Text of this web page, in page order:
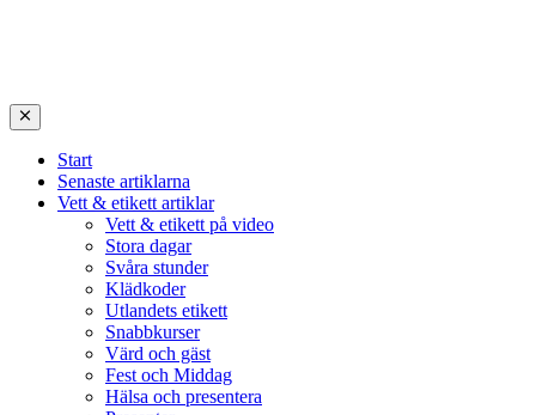
Start
Senaste artiklarna
Vett & etikett artiklar
Vett & etikett på video
Stora dagar
Svåra stunder
Klädkoder
Utlandets etikett
Snabbkurser
Värd och gäst
Fest och Middag
Hälsa och presentera